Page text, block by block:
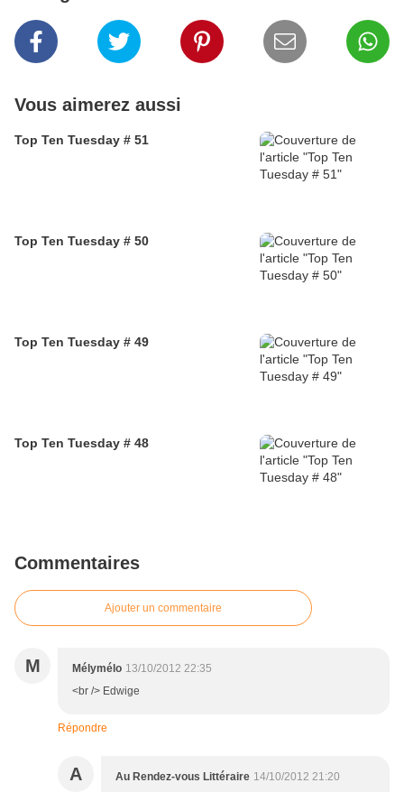
Vous aimerez aussi
Top Ten Tuesday # 51
Top Ten Tuesday # 50
Top Ten Tuesday # 49
Top Ten Tuesday # 48
Commentaires
Ajouter un commentaire
M Mélymélo 13/10/2012 22:35
<br /> Edwige
Répondre
A Au Rendez-vous Littéraire 14/10/2012 21:20